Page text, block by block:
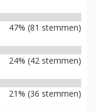
47% (81 stemmen)
24% (42 stemmen)
21% (36 stemmen)